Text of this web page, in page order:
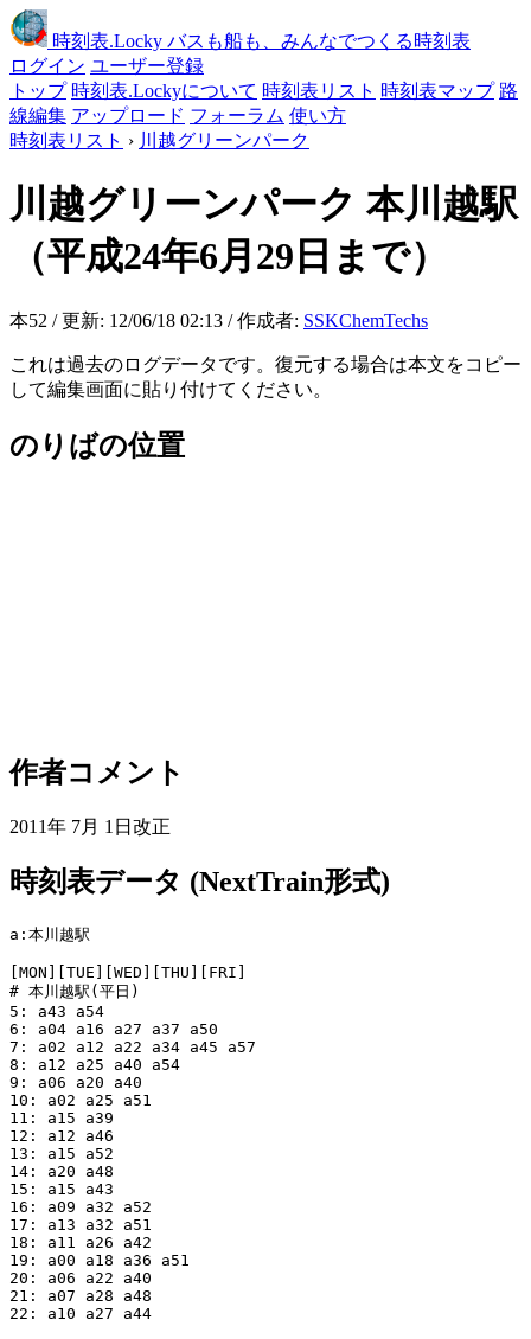
時刻表.Locky バスも船も、みんなでつくる時刻表
ログイン ユーザー登録
トップ 時刻表.Lockyについて 時刻表リスト 時刻表マップ 路
線編集 アップロード フォーラム 使い方
時刻表リスト › 川越グリーンパーク
川越グリーンパーク 本川越駅
（平成24年6月29日まで）
本52 / 更新: 12/06/18 02:13 / 作成者: SSKChemTechs
これは過去のログデータです。復元する場合は本文をコピー
して編集画面に貼り付けてください。
のりばの位置
作者コメント
2011年 7月 1日改正
時刻表データ (NextTrain形式)
a:本川越駅
[MON][TUE][WED][THU][FRI]
# 本川越駅(平日)
5: a43 a54
6: a04 a16 a27 a37 a50
7: a02 a12 a22 a34 a45 a57
8: a12 a25 a40 a54
9: a06 a20 a40
10: a02 a25 a51
11: a15 a39
12: a12 a46
13: a15 a52
14: a20 a48
15: a15 a43
16: a09 a32 a52
17: a13 a32 a51
18: a11 a26 a42
19: a00 a18 a36 a51
20: a06 a22 a40
21: a07 a28 a48
22: a10 a27 a44